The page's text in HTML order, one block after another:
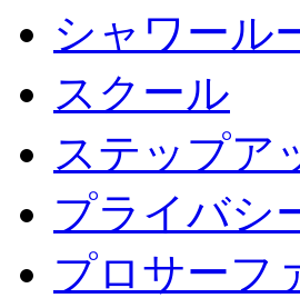
シャワール
スクール
ステップア
プライバシ
プロサーフ